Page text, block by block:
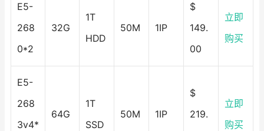
E5-
268
0*2
32G
1T
HDD
50M 1IP
$
149.
00
立即
购买
E5-
268
3v4*
64G
1T
SSD
50M 1IP
$
219.
立即
购买